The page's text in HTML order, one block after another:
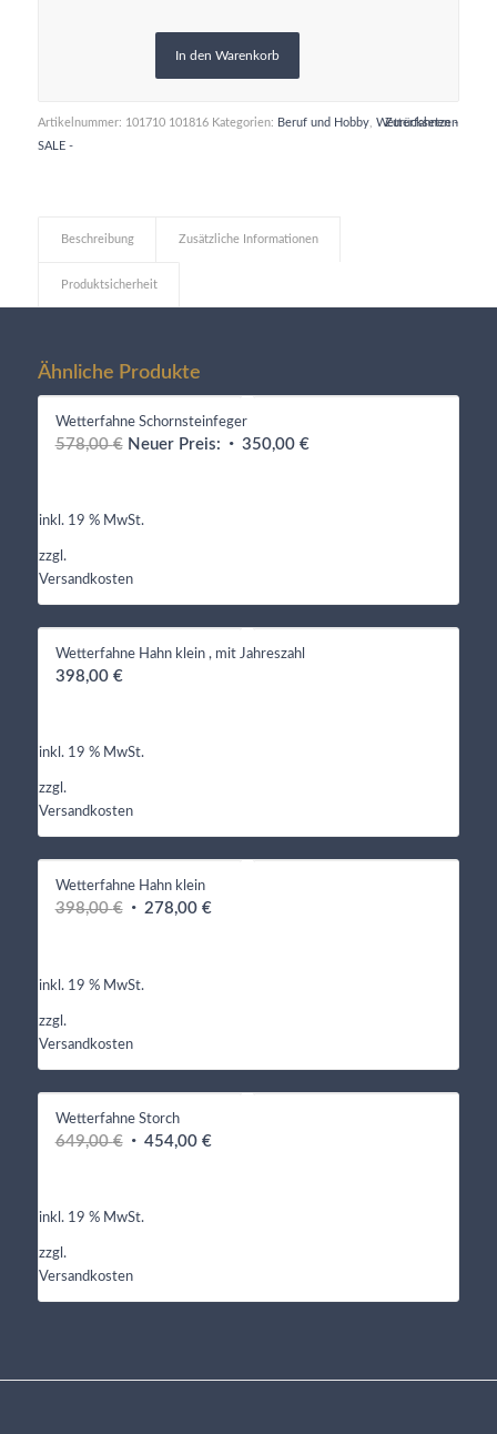
Zurücksetzen
In den Warenkorb
Artikelnummer: 101710 101816 Kategorien: Beruf und Hobby, Wetterfahnen -
SALE -
Beschreibung Zusätzliche Informationen
Produktsicherheit
Ähnliche Produkte
Wetterfahne Schornsteinfeger
578,00€ Ursprünglicher
578,00 €
Neuer Preis: 350,00 €Aktueller
inkl. 19 % MwSt.
zzgl.
Versandkosten
Wetterfahne Hahn klein , mit Jahreszahl
398,00 €
inkl. 19 % MwSt.
zzgl.
Versandkosten
Wetterfahne Hahn klein
398,00€ Ursprünglicher
398,00 €
278,00 €Aktueller
inkl. 19 % MwSt.
zzgl.
Versandkosten
Wetterfahne Storch
649,00€ Ursprünglicher
649,00 €
454,00 €Aktueller
inkl. 19 % MwSt.
zzgl.
Versandkosten